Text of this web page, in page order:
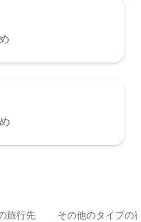
旅行先 その他のタ⁠イ⁠プ⁠の